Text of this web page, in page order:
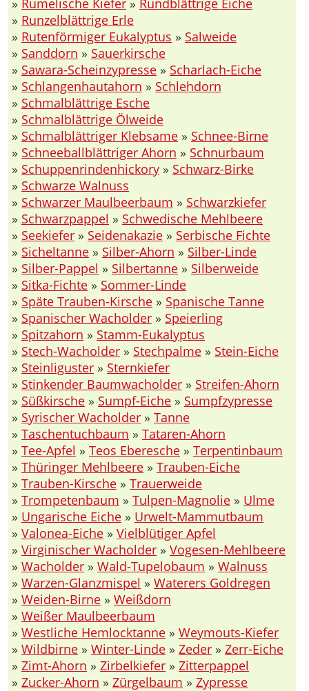
» Rumelische Kiefer » Rundblättrige Eiche
» Runzelblättrige Erle
» Rutenförmiger Eukalyptus » Salweide
» Sanddorn » Sauerkirsche
» Sawara-Scheinzypresse » Scharlach-Eiche
» Schlangenhautahorn » Schlehdorn
» Schmalblättrige Esche
» Schmalblättrige Ölweide
» Schmalblättriger Klebsame » Schnee-Birne
» Schneeballblättriger Ahorn » Schnurbaum
» Schuppenrindenhickory » Schwarz-Birke
» Schwarze Walnuss
» Schwarzer Maulbeerbaum » Schwarzkiefer
» Schwarzpappel » Schwedische Mehlbeere
» Seekiefer » Seidenakazie » Serbische Fichte
» Sicheltanne » Silber-Ahorn » Silber-Linde
» Silber-Pappel » Silbertanne » Silberweide
» Sitka-Fichte » Sommer-Linde
» Späte Trauben-Kirsche » Spanische Tanne
» Spanischer Wacholder » Speierling
» Spitzahorn » Stamm-Eukalyptus
» Stech-Wacholder » Stechpalme » Stein-Eiche
» Steinliguster » Sternkiefer
» Stinkender Baumwacholder » Streifen-Ahorn
» Süßkirsche » Sumpf-Eiche » Sumpfzypresse
» Syrischer Wacholder » Tanne
» Taschentuchbaum » Tataren-Ahorn
» Tee-Apfel » Teos Eberesche » Terpentinbaum
» Thüringer Mehlbeere » Trauben-Eiche
» Trauben-Kirsche » Trauerweide
» Trompetenbaum » Tulpen-Magnolie » Ulme
» Ungarische Eiche » Urwelt-Mammutbaum
» Valonea-Eiche » Vielblütiger Apfel
» Virginischer Wacholder » Vogesen-Mehlbeere
» Wacholder » Wald-Tupelobaum » Walnuss
» Warzen-Glanzmispel » Waterers Goldregen
» Weiden-Birne » Weißdorn
» Weißer Maulbeerbaum
» Westliche Hemlocktanne » Weymouts-Kiefer
» Wildbirne » Winter-Linde » Zeder » Zerr-Eiche
» Zimt-Ahorn » Zirbelkiefer » Zitterpappel
» Zucker-Ahorn » Zürgelbaum » Zypresse